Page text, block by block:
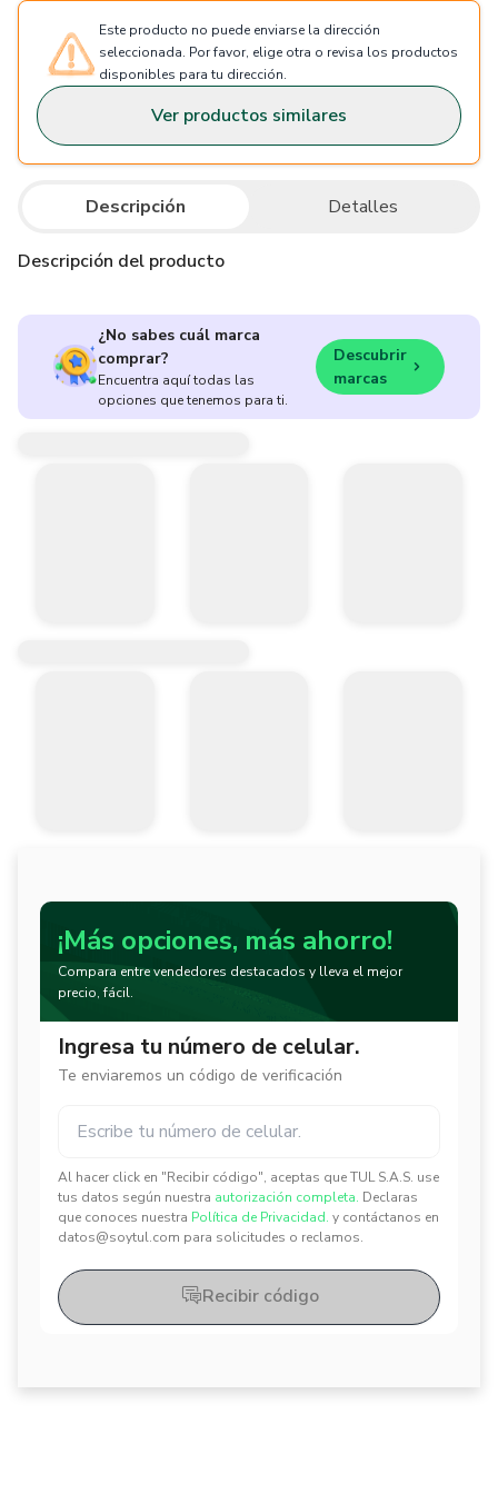
Este producto no puede enviarse la dirección
seleccionada. Por favor, elige otra o revisa los productos
disponibles para tu dirección.
Ver productos similares
Descripción Detalles
Descripción del producto
¿No sabes cuál marca
comprar?
Encuentra aquí todas las
opciones que tenemos para ti.
Descubrir
marcas
¡Más opciones, más ahorro!
Compara entre vendedores destacados y lleva el mejor
precio, fácil.
Ingresa tu número de celular.
Te enviaremos un código de verificación
Al hacer click en "Recibir código", aceptas que TUL S.A.S. use
tus datos según nuestra autorización completa. Declaras
que conoces nuestra Política de Privacidad. y contáctanos en
datos@soytul.com para solicitudes o reclamos.
✕
✕
Recibir código